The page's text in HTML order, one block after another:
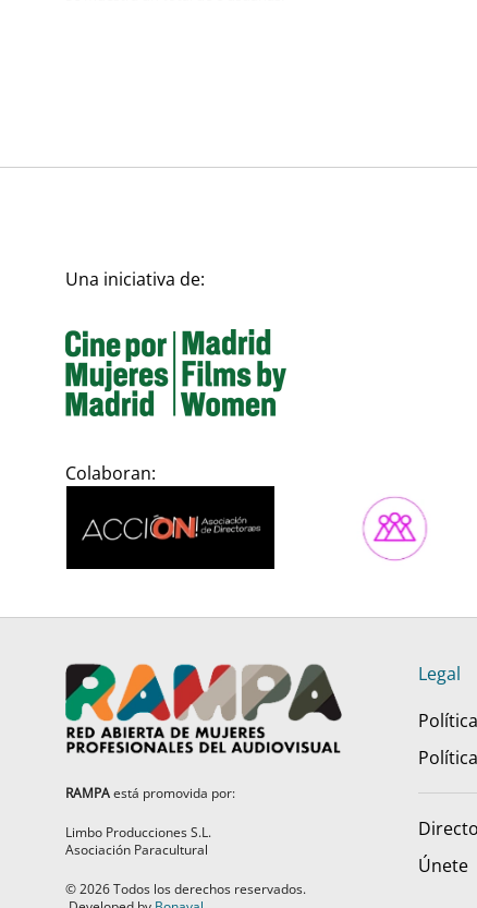
Una iniciativa de:
Colaboran:
Legal
Únete
RAMPAestá promovida por:
Limbo Producciones S.L.
Asociación Paracultural
©2026Todos los derechos reservados.